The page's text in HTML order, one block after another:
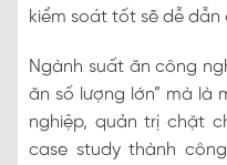
kiểm soát tốt sẽ dễ
Ngành suất ăn công
ăn số lượng lớn” mà là
nghiệp, quản trị chặt
case study thành